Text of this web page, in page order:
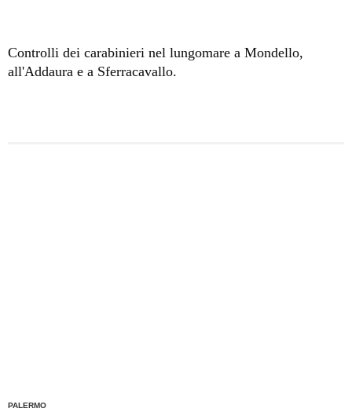
Controlli dei carabinieri nel lungomare a Mondello,
all'Addaura e a Sferracavallo.
PALERMO